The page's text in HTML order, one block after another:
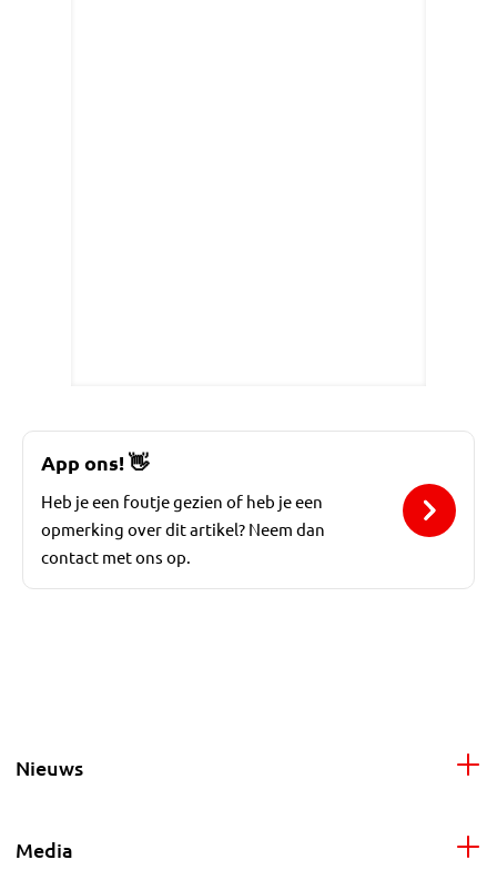
App ons!👋
Heb je een foutje gezien of heb je een
opmerking over dit artikel? Neem dan
contact met ons op.
Nieuws
Media